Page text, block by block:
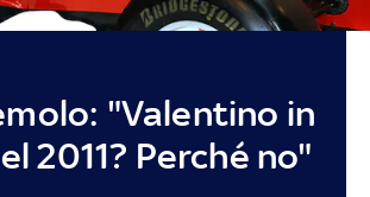
"Valentino in
2011? Perché no"